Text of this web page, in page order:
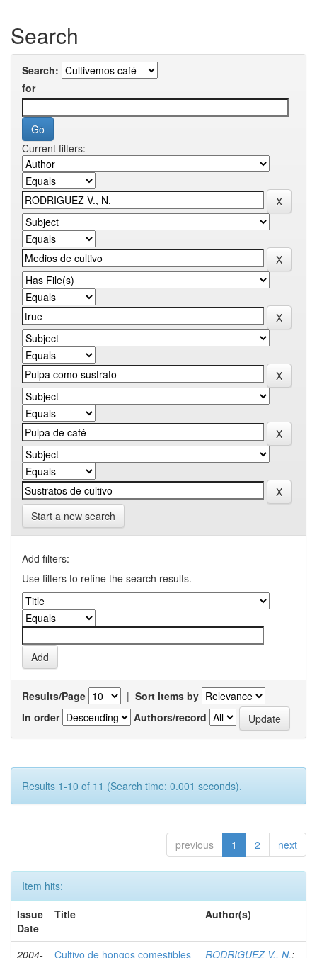
Search
Search:
for
Current filters:
Start a new search
Add filters:
Use filters to refine the search results.
Results/Page | Sort items by
In order
Authors/record
Results 1-10 of 11 (Search time: 0.001 seconds).
previous 1 2 next
Item hits:
Issue
Date
Title Author(s)
2004-
Cultivo de hongos comestibles
RODRIGUEZ V., N.;